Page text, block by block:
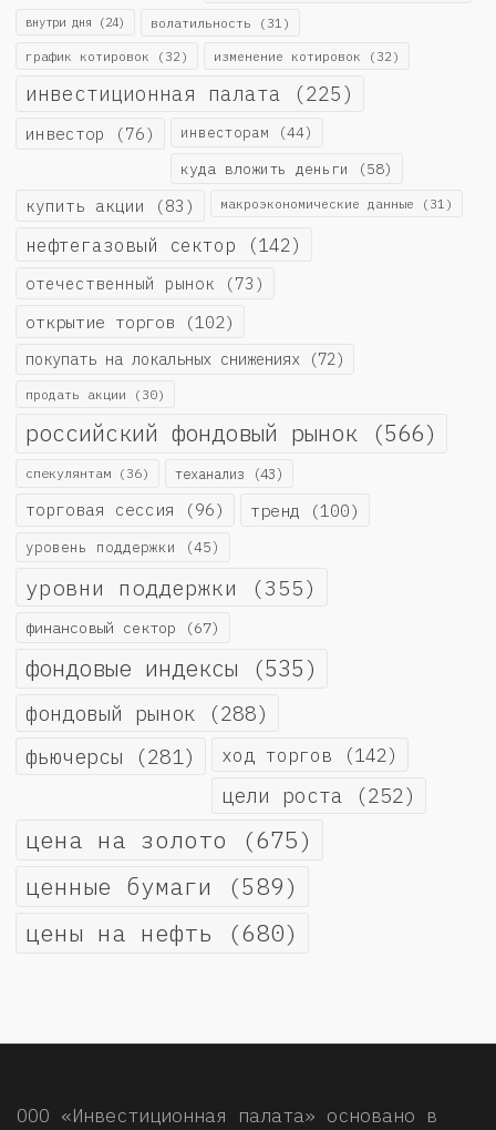
внутри дня (24) волатильность (31)
график котировок (32) изменение котировок (32)
инвестиционная палата (225)
инвестор (76) инвесторам (44)
куда вложить деньги (58)
купить акции (83) макроэкономические данные (31)
нефтегазовый сектор (142)
отечественный рынок (73)
открытие торгов (102)
покупать на локальных снижениях (72)
продать акции (30)
российский фондовый рынок (566)
спекулянтам (36) теханализ (43)
торговая сессия (96) тренд (100)
уровень поддержки (45)
уровни поддержки (355)
финансовый сектор (67)
фондовые индексы (535)
фондовый рынок (288)
фьючерсы (281) ход торгов (142)
цели роста (252)
цена на золото (675)
ценные бумаги (589)
цены на нефть (680)
ООО «Инвестиционная палата» основано в